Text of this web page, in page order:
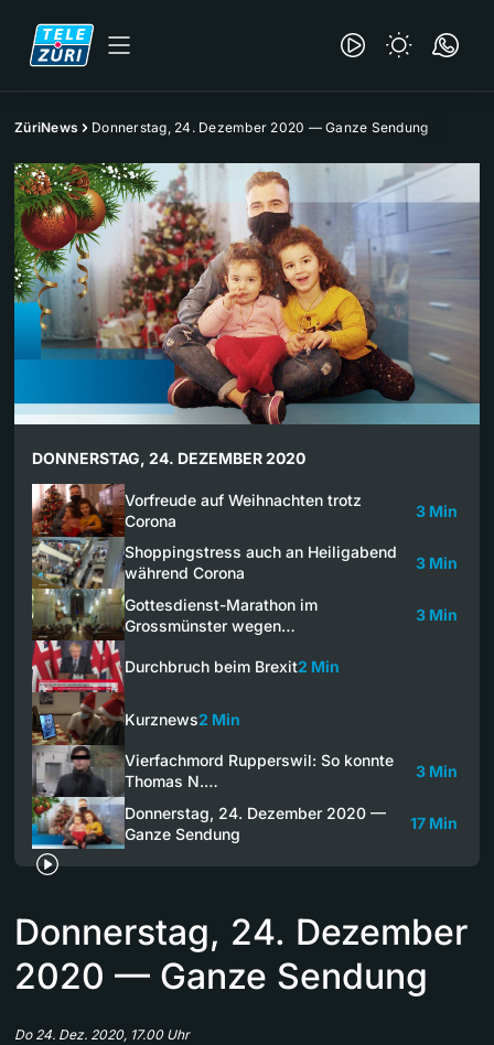
ZüriNews Donnerstag, 24. Dezember 2020 — Ganze Sendung
DONNERSTAG, 24. DEZEMBER 2020
Vorfreude auf Weihnachten trotz
Corona
3 Min
Shoppingstress auch an Heiligabend
während Corona
3 Min
Gottesdienst-Marathon im
Grossmünster wegen…
3 Min
Durchbruch beim Brexit2 Min
Kurznews2 Min
Vierfachmord Rupperswil: So konnte
Thomas N.…
3 Min
Donnerstag, 24. Dezember 2020 —
Ganze Sendung
17 Min
Donnerstag, 24. Dezember
2020 — Ganze Sendung
Do 24. Dez. 2020, 17.00 Uhr